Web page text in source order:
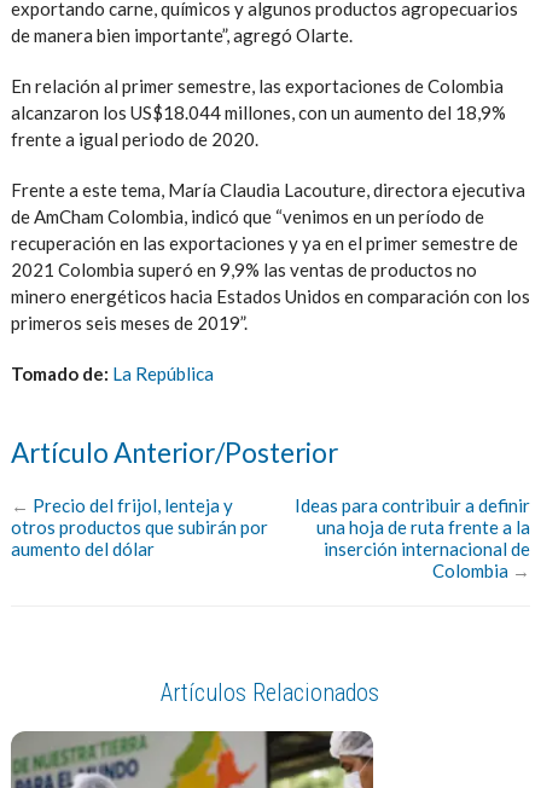
exportando carne, químicos y algunos productos agropecuarios
de manera bien importante”, agregó Olarte.
En relación al primer semestre, las exportaciones de Colombia
alcanzaron los US$18.044 millones, con un aumento del 18,9%
frente a igual periodo de 2020.
Frente a este tema, María Claudia Lacouture, directora ejecutiva
de AmCham Colombia, indicó que “venimos en un período de
recuperación en las exportaciones y ya en el primer semestre de
2021 Colombia superó en 9,9% las ventas de productos no
minero energéticos hacia Estados Unidos en comparación con los
primeros seis meses de 2019”.
Tomado de: La República
Artículo Anterior/Posterior
← Precio del frijol, lenteja y
otros productos que subirán por
aumento del dólar
Ideas para contribuir a definir
una hoja de ruta frente a la
inserción internacional de
Colombia →
Artículos Relacionados